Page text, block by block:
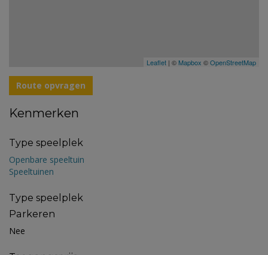
Leaflet | © Mapbox ©OpenStreetMap
Route opvragen
Kenmerken
Type speelplek
Openbare speeltuin
Speeltuinen
Type speelplek
Parkeren
Nee